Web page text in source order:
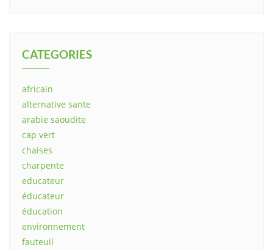
CATEGORIES
africain
alternative sante
arabie saoudite
cap vert
chaises
charpente
educateur
éducateur
éducation
environnement
fauteuil